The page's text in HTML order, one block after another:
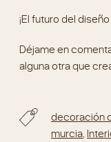
¡El futuro del
Déjame en
alguna otra que
decoración
murcia,